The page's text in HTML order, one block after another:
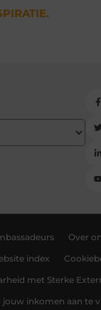
Over
index
met Sterke
inkomen aan te